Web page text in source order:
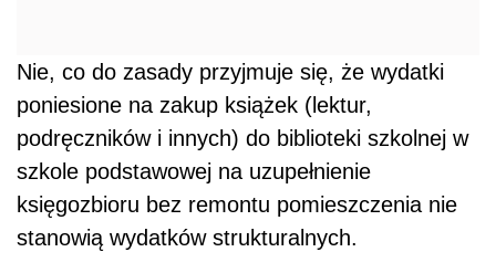
Nie, co do zasady przyjmuje się, że wydatki
poniesione na zakup książek (lektur,
podręczników i innych) do biblioteki szkolnej w
szkole podstawowej na uzupełnienie
księgozbioru bez remontu pomieszczenia nie
stanowią wydatków strukturalnych.